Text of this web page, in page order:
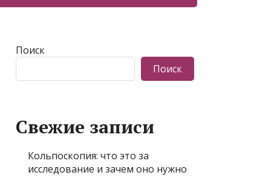
Поиск
Поиск
Свежие записи
Кольпоскопия: что это за
исследование и зачем оно нужно